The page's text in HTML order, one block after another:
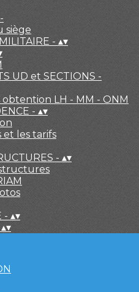
siège
- ▴▾
UD et SECTIONS -
LH - MM - ONM
- ▴▾
et les tarifs
- ▴▾
- ▴▾
▴▾